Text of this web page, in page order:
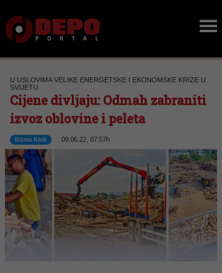
U USLOVIMA VELIKE ENERGETSKE I EKONOMSKE KRIZE U
SVIJETU
Cijene divljaju: Odmah zabraniti
izvoz oblovine i peleta
Biznis Klub 09.06.22, 07:57h